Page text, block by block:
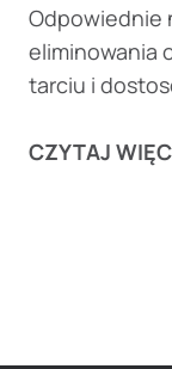
Odpowiednie
eliminowania
tarciu i
nowe
CZYTAJ